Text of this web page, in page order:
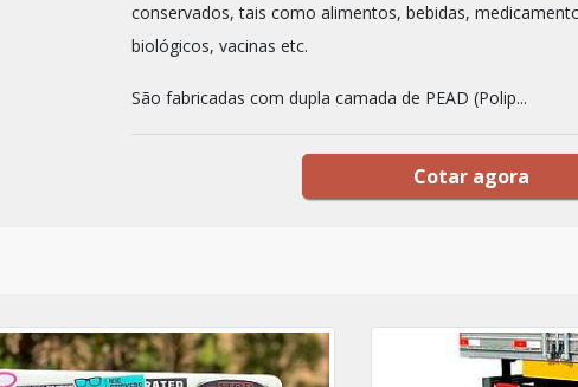
conservados, tais como alimentos, bebidas,
biológicos, vacinas etc.
São fabricadas com dupla camada de PEAD (Polip...
Cotar agora